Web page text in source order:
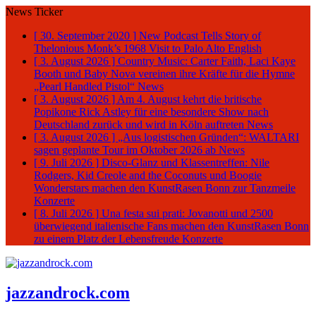
News Ticker
[ 30. September 2020 ] New Podcast Tells Story of
Thelonious Monk’s 1968 Visit to Palo Alto English
[ 3. August 2026 ] Country Music: Carter Faith, Laci Kaye
Booth und Baby Nova vereinen ihre Kräfte für die Hymne
„Pearl Handled Pistol“ News
[ 3. August 2026 ] Am 4. August kehrt die britische
Popikone Rick Astley für eine besondere Show nach
Deutschland zurück und wird in Köln auftreten News
[ 3. August 2026 ] „Aus logistischen Gründen“: WALTARI
sagen geplante Tour im Oktober 2026 ab News
[ 9. Juli 2026 ] Disco-Glanz und Klassentreffen: Nile
Rodgers, Kid Creole and the Coconuts und Boogie
Wonderstars machen den KunstRasen Bonn zur Tanzmeile
Konzerte
[ 8. Juli 2026 ] Una festa sui prati: Jovanotti und 2500
überwiegend italienische Fans machen den KunstRasen Bonn
zu einem Platz der Lebensfreude Konzerte
jazzandrock.com